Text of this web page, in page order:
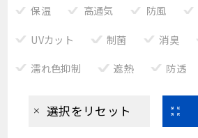
保温
高通気 防風
UVカット
制菌 消臭
濡れ色抑制
遮熱 防透
選択をリセット